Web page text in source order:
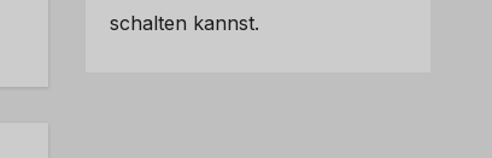
schalten kannst.